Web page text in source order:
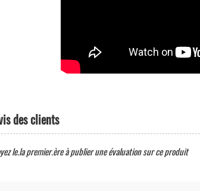
des clients
le.la premier.ère à publier une évaluation sur ce produit